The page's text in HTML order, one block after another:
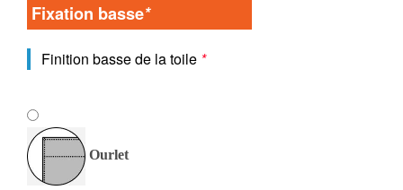
Fixation basse*
Finition basse de la toile *
Ourlet